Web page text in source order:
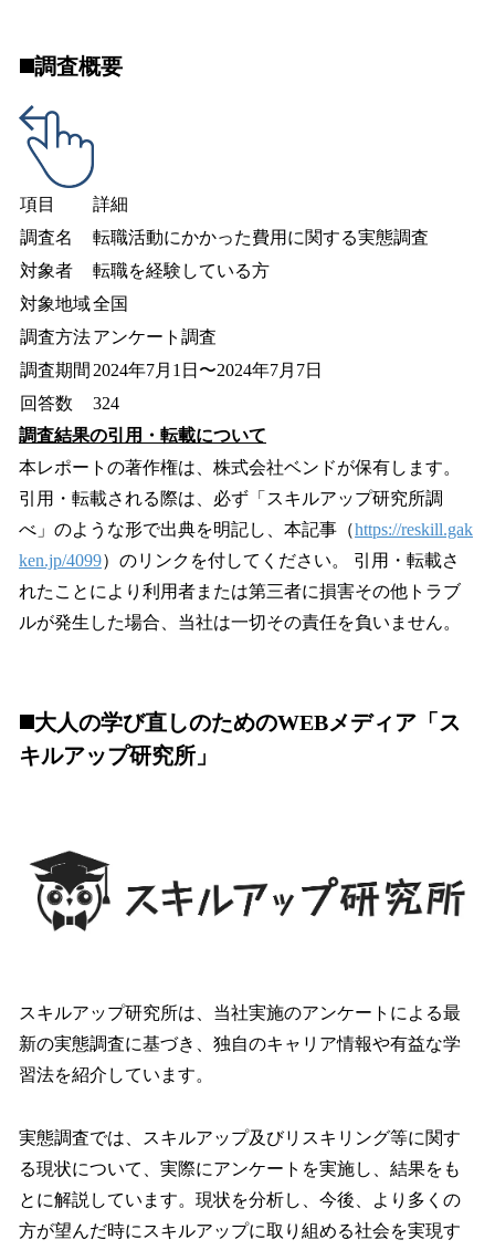
◼️調査概要
項目
詳細
調査名
転職活動にかかった費用に関する実態調査
対象者
転職を経験している方
対象地域全国
調査方法アンケート調査
調査期間 2024年7月1日〜2024年7月7日
回答数
324
調査結果の引用・転載について
本レポートの著作権は、株式会社ベンドが保有します。
引用・転載される際は、必ず「スキルアップ研究所調
べ」のような形で出典を明記し、本記事（https://reskill.gak
ken.jp/4099）のリンクを付してください。 引用・転載さ
れたことにより利用者または第三者に損害その他トラブ
ルが発生した場合、当社は一切その責任を負いません。
◼️大人の学び直しのためのWEBメディア「ス
キルアップ研究所」
スキルアップ研究所は、当社実施のアンケートによる最
新の実態調査に基づき、独自のキャリア情報や有益な学
習法を紹介しています。
実態調査では、スキルアップ及びリスキリング等に関す
る現状について、実際にアンケートを実施し、結果をも
とに解説しています。現状を分析し、今後、より多くの
方が望んだ時にスキルアップに取り組める社会を実現す